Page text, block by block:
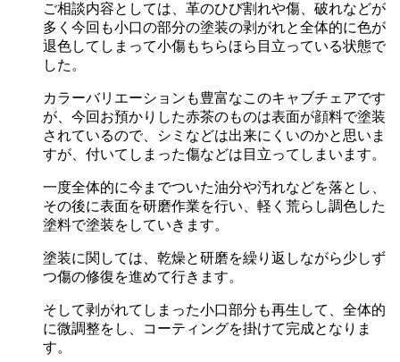
ご相談内容としては、革のひび割れや傷、破れなどが
多く今回も小口の部分の塗装の剥がれと全体的に色が
退色してしまって小傷もちらほら目立っている状態で
した。
カラーバリエーションも豊富なこのキャブチェアです
が、今回お預かりした赤茶のものは表面が顔料で塗装
されているので、シミなどは出来にくいのかと思いま
すが、付いてしまった傷などは目立ってしまいます。
一度全体的に今までついた油分や汚れなどを落とし、
その後に表面を研磨作業を行い、軽く荒らし調色した
塗料で塗装をしていきます。
塗装に関しては、乾燥と研磨を繰り返しながら少しず
つ傷の修復を進めて行きます。
そして剥がれてしまった小口部分も再生して、全体的
に微調整をし、コーティングを掛けて完成となりま
す。